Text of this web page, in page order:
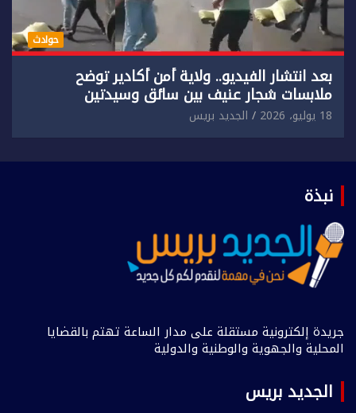
حوادث
بعد انتشار الفيديو.. ولاية أمن أكادير توضح
ملابسات شجار عنيف بين سائق وسيدتين
18 يوليو، 2026 الجديد بريس
نبذة
جريدة إلكترونية مستقلة على مدار الساعة تهتم بالقضايا
المحلية والجهوية والوطنية والدولية
الجديد بريس